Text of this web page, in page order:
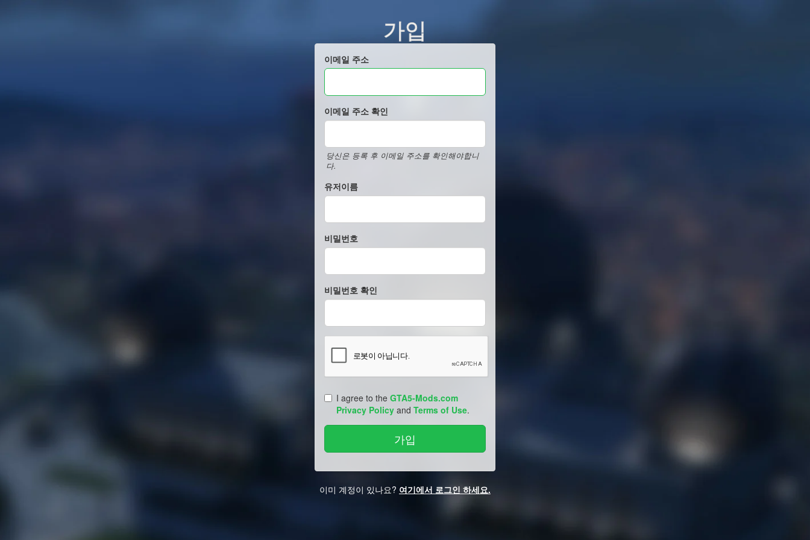
가입
이메일 주소
이메일 주소 확인
당신은 등록 후 이메일 주소를 확인해야합니
다.
유저이름
비밀번호
비밀번호 확인
I agree to the GTA5-Mods.com
Privacy Policy and Terms of Use.
이미 계정이 있나요? 여기에서 로그인 하세요.